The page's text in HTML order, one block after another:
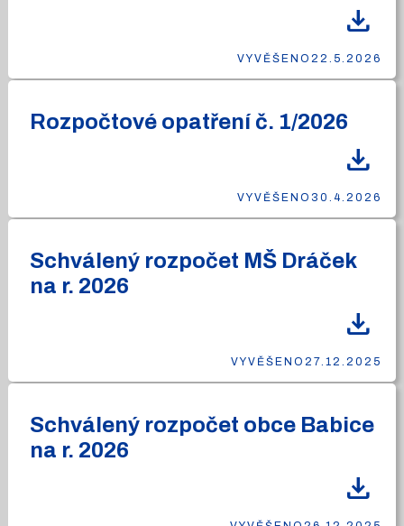
download
VYVĚŠENO 22.5.2026
Rozpočtové opatření č. 1/2026
download
VYVĚŠENO 30.4.2026
Schválený rozpočet MŠ Dráček
na r. 2026
download
VYVĚŠENO 27.12.2025
Schválený rozpočet obce Babice
na r. 2026
download